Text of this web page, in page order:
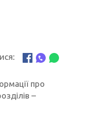
про
–